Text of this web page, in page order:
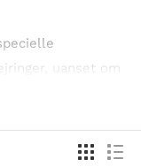
uanset om
for at sikre,